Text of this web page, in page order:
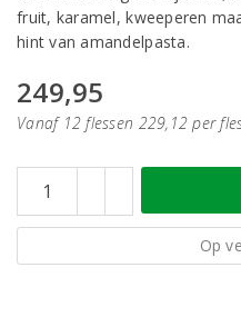
fruit, karamel, kweeperen
hint van amandelpasta.
249,95
Vanaf 12 flessen 229,12 per
Op